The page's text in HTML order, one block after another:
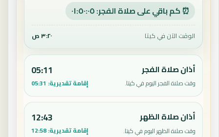
⏰ كم باقي على صلاة الفجر: ٠١:٥٠:٠٤
الوقت الآن في كيتا ٣:٢٠ ص
أذان صلاة الفجر
وقت صلاة الفجر اليوم في كيتا.
05:11
إقامة تقديرية: 05:31
أذان صلاة الظهر
وقت صلاة الظهر اليوم في كيتا.
12:43
إقامة تقديرية:12:58